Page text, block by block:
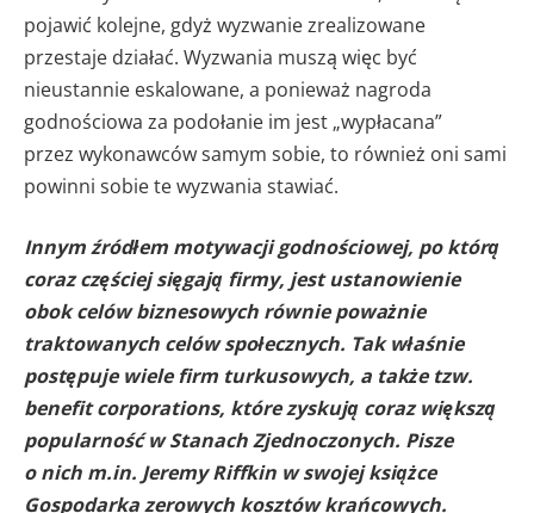
pojawić kolejne, gdyż wyzwanie zrealizowane
przestaje działać. Wyzwania muszą więc być
nieustannie eskalowane, a ponieważ nagroda
godnościowa za podołanie im jest „wypłacana”
przez wykonawców samym sobie, to również oni sami
powinni sobie te wyzwania stawiać.
Innym źródłem motywacji godnościowej, po którą
coraz częściej sięgają firmy, jest ustanowienie
obok celów biznesowych równie poważnie
traktowanych celów społecznych. Tak właśnie
postępuje wiele firm turkusowych, a także tzw.
benefit corporations, które zyskują coraz większą
popularność w Stanach Zjednoczonych. Pisze
o nich m.in. Jeremy Riffkin w swojej książce
Gospodarka zerowych kosztów krańcowych.